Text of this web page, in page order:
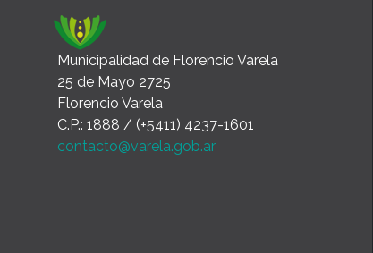
Municipalidad de Florencio Varela
25 de Mayo 2725
Florencio Varela
C.P.: 1888 / (+5411) 4237-1601
contacto@varela.gob.ar